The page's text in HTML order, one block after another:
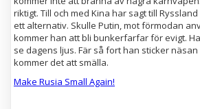
riktigt. Till och med Kina har sagt till
ett alternativ. Skulle Putin, mot förmodan
kommer han att bli bunkerfarfar för evigt.
se dagens ljus. Fär så fort han sticker
kommer det att smälla.
Make Rusia Small Again!